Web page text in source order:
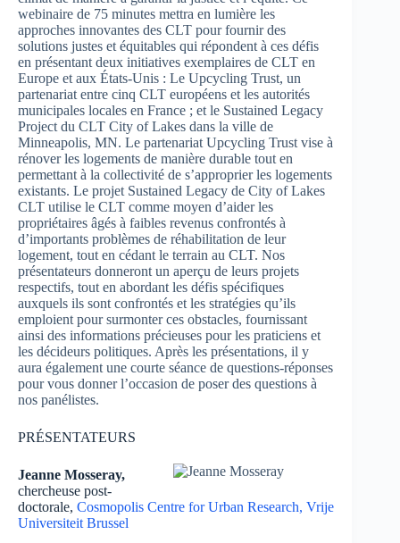
webinaire de 75 minutes mettra en lumière les
approches innovantes des CLT pour fournir des
solutions justes et équitables qui répondent à ces défis
en présentant deux initiatives exemplaires de CLT en
Europe et aux États-Unis : Le Upcycling Trust, un
partenariat entre cinq CLT européens et les autorités
municipales locales en France ; et le Sustained Legacy
Project du CLT City of Lakes dans la ville de
Minneapolis, MN. Le partenariat Upcycling Trust vise à
rénover les logements de manière durable tout en
permettant à la collectivité de s’approprier les logements
existants. Le projet Sustained Legacy de City of Lakes
CLT utilise le CLT comme moyen d’aider les
propriétaires âgés à faibles revenus confrontés à
d’importants problèmes de réhabilitation de leur
logement, tout en cédant le terrain au CLT. Nos
présentateurs donneront un aperçu de leurs projets
respectifs, tout en abordant les défis spécifiques
auxquels ils sont confrontés et les stratégies qu’ils
emploient pour surmonter ces obstacles, fournissant
ainsi des informations précieuses pour les praticiens et
les décideurs politiques. Après les présentations, il y
aura également une courte séance de questions-réponses
pour vous donner l’occasion de poser des questions à
nos panélistes.
PRÉSENTATEURS
Jeanne Mosseray,
chercheuse post-
doctorale, Cosmopolis Centre for Urban Research, Vrije
Universiteit Brussel